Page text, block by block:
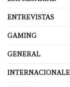
ENTREVISTAS
GAMING
GENERAL